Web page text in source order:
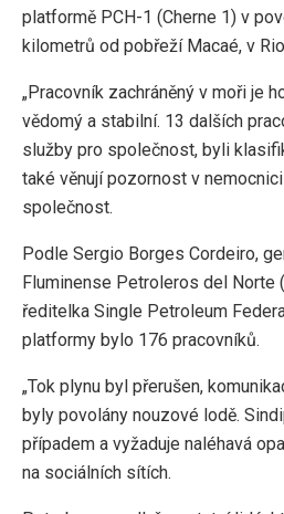
platformě PCH-1 (Cherne 1) v
kilometrů od pobřeží Macaé, v
„Pracovník zachráněný v moři je
vědomý a stabilní. 13 dalších
služby pro společnost, byli
také věnují pozornost v
společnost.
Podle Sergio Borges Cordeiro,
Fluminense Petroleros del Norte
ředitelka Single Petroleum
platformy bylo 176 pracovníků.
„Tok plynu byl přerušen,
byly povolány nouzové lodě.
případem a vyžaduje naléhavá
na sociálních sítích.